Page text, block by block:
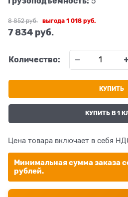
8 852 руб.
7 834 руб.
выгода1 018 руб.
Количество:
КУПИТЬ
КУПИТЬ В 1
Цена товара включает в себя
Минимальная сумма заказа
рублей.